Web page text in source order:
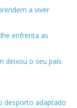
a viver
enfrenta as
deixou o seu país
desporto adaptado